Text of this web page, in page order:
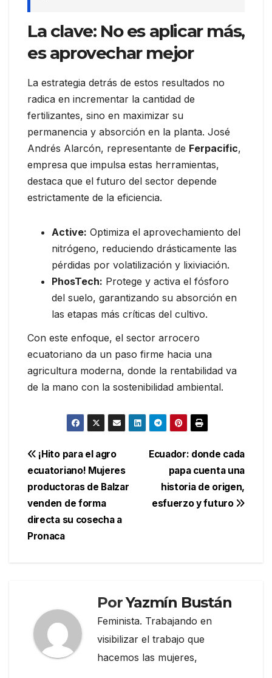
La clave: No es aplicar más,
es aprovechar mejor
La estrategia detrás de estos resultados no
radica en incrementar la cantidad de
fertilizantes, sino en maximizar su
permanencia y absorción en la planta. José
Andrés Alarcón, representante de Ferpacific,
empresa que impulsa estas herramientas,
destaca que el futuro del sector depende
estrictamente de la eficiencia.
Active: Optimiza el aprovechamiento del
nitrógeno, reduciendo drásticamente las
pérdidas por volatilización y lixiviación.
PhosTech: Protege y activa el fósforo
del suelo, garantizando su absorción en
las etapas más críticas del cultivo.
Con este enfoque, el sector arrocero
ecuatoriano da un paso firme hacia una
agricultura moderna, donde la rentabilidad va
de la mano con la sostenibilidad ambiental.
Navegación
de
entradas
Ecuador: donde cada
papa cuenta una
historia de origen,
esfuerzo y futuro
¡Hito para el agro
ecuatoriano! Mujeres
productoras de Balzar
venden de forma
directa su cosecha a
Pronaca
PorYazmín Bustán
Feminista. Trabajando en
visibilizar el trabajo que
hacemos las mujeres,